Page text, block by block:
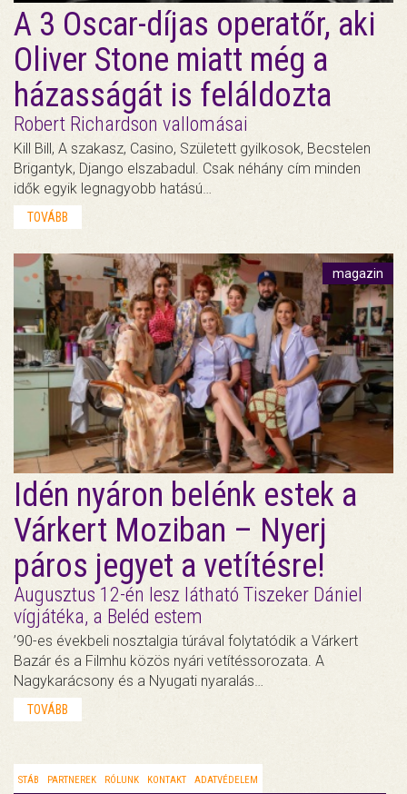
A 3 Oscar-díjas operatőr, aki
Oliver Stone miatt még a
házasságát is feláldozta
Robert Richardson vallomásai
Kill Bill, A szakasz, Casino, Született gyilkosok, Becstelen
Brigantyk, Django elszabadul. Csak néhány cím minden
idők egyik legnagyobb hatású…
TOVÁBB
magazin
Idén nyáron belénk estek a
Várkert Moziban – Nyerj
páros jegyet a vetítésre!
Augusztus 12-én lesz látható Tiszeker Dániel
vígjátéka, a Beléd estem
’90-es évekbeli nosztalgia túrával folytatódik a Várkert
Bazár és a Filmhu közös nyári vetítéssorozata. A
Nagykarácsony és a Nyugati nyaralás…
TOVÁBB
STÁB PARTNEREK RÓLUNK KONTAKT ADATVÉDELEM